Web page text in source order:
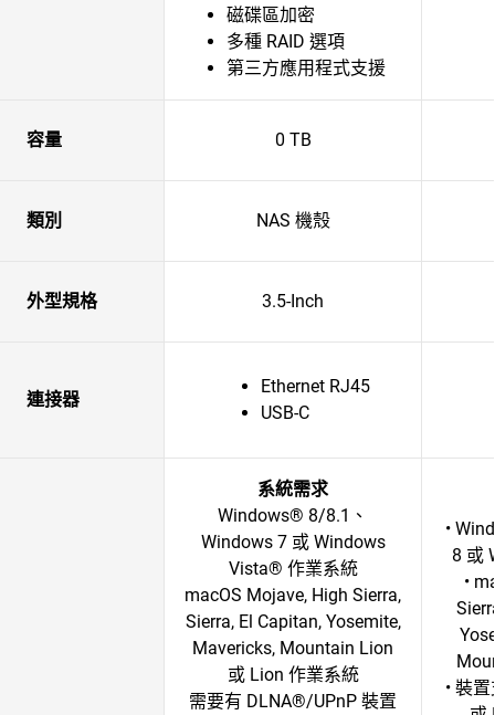
磁碟區加密
多種 RAID 選項
第三方應用程式支援
容量 0 TB
類別 NAS 機殼
外型規格 3.5-Inch
連接器
Ethernet RJ45
USB-C
系統需求
Windows® 8/8.1、
Windows 7 或 Windows
Vista® 作業系統
macOS Mojave, High Sierra,
Sierra, El Capitan, Yosemite,
Mavericks, Mountain Lion
或 Lion 作業系統
需要有 DLNA®/UPnP 裝置
•
8 或
•
• 裝